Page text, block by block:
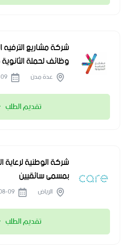
شركة مشاريع
وظائف لحملة
عدة مدن
تقديم الطلب
شركة الوطنية
بمسمى سائقيين
الرياض
تقديم الطلب